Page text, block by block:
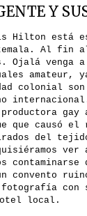
Y
Hilton está
Al fin
Ojalá venga
amateur,
colonial
productora
que causó el
del
contaminarse
convento
fotografía con
local.